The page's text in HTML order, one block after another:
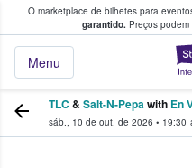
O marketplace de bilhetes para
garantido.Preços podem
Menu
fãs compram e
TLC & Salt-N-Pepawith En
sáb., 10 de out. de 2026 • 19:30